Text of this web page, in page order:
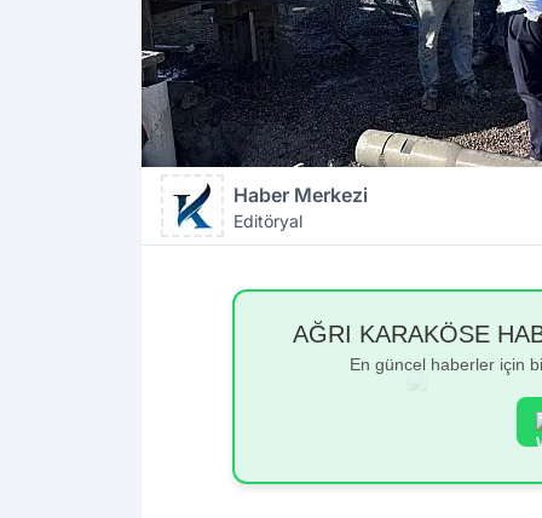
Haber Merkezi
Editöryal
AĞRI KARAKÖSE
En güncel haberler için